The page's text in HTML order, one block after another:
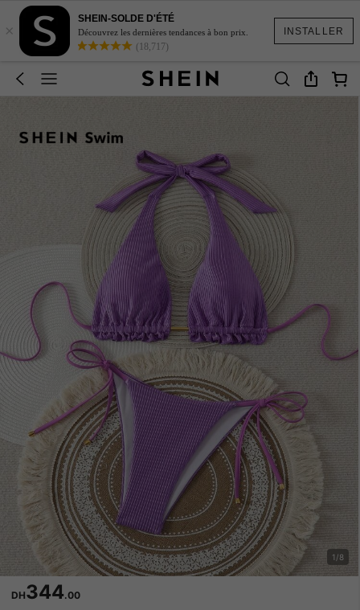
INSTALLER
×
SHEIN-SOLDE D'ÉTÉ
Découvrez les dernières tendances à bon prix.
(18,717)
1/8
DH344.00